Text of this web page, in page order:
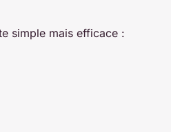
simple mais efficace :